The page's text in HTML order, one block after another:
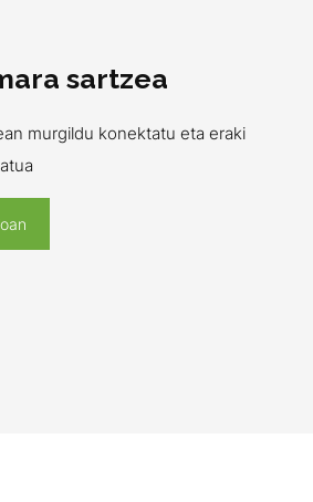
sartzea
murgildu konektatu eta eraki